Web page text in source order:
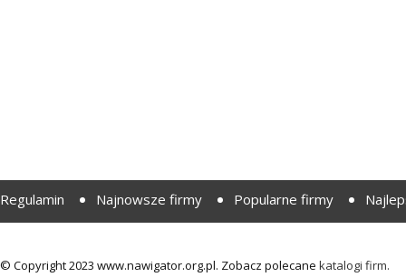
Regulamin Najnowsze firmy Popularne firmy
© Copyright 2023 www.nawigator.org.pl. Zobacz polecane katalogi firm.